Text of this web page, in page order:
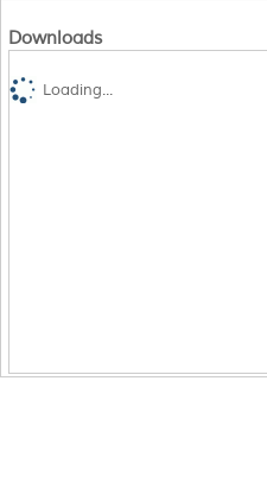
Downloads
Loading...